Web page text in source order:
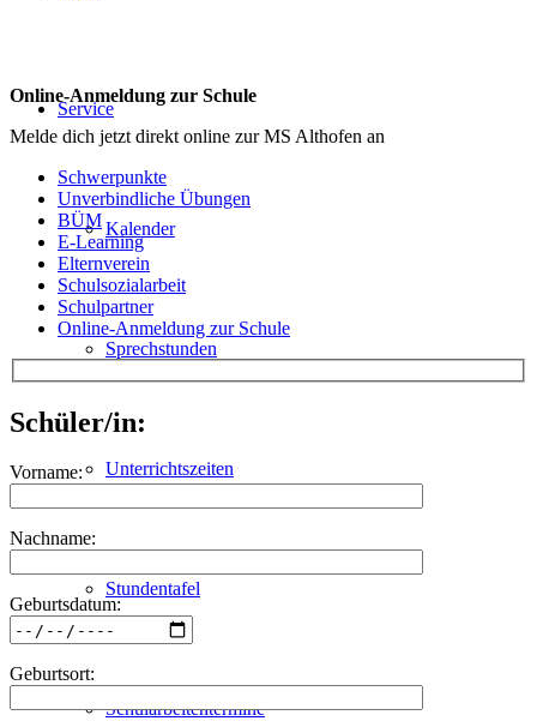
Service
Kalender
Sprechstunden
Unterrichtszeiten
Stundentafel
Schularbeitentermine
Online-Anmeldung zur Schule
Melde dich jetzt direkt online zur MS Althofen an
Schwerpunkte
Unverbindliche Übungen
BÜM
E-Learning
Elternverein
Schulsozialarbeit
Schulpartner
Online-Anmeldung zur Schule
Schüler/in:
Vorname:
Nachname:
Geburtsdatum:
Geburtsort: